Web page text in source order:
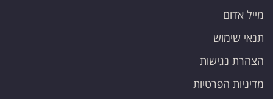
מייל אדום
תנאי שימוש
הצהרת נגישות
מדיניות הפרטיות